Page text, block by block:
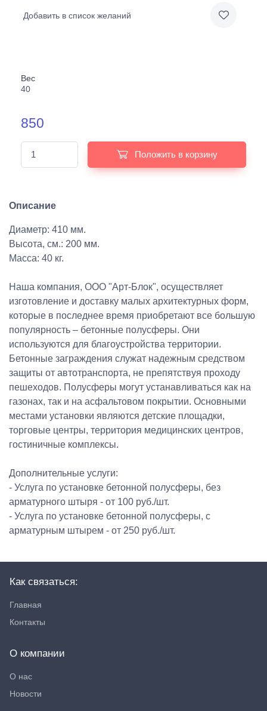
Добавить в список желаний
Вес
40
850
Положить в корзину
Описание
Диаметр: 410 мм.
Высота, см.: 200 мм.
Масса: 40 кг.
Наша компания, ООО "Арт-Блок", осуществляет
изготовление и доставку малых архитектурных форм,
которые в последнее время приобретают все большую
популярность – бетонные полусферы. Они
используются для благоустройства территории.
Бетонные заграждения служат надежным средством
защиты от автотранспорта, не препятствуя проходу
пешеходов. Полусферы могут устанавливаться как на
газонах, так и на асфальтовом покрытии. Основными
местами установки являются детские площадки,
торговые центры, территория медицинских центров,
гостиничные комплексы.
Дополнительные услуги:
- Услуга по установке бетонной полусферы, без
арматурного штыря - от 100 руб./шт.
- Услуга по установке бетонной полусферы, с
арматурным штырем - от 250 руб./шт.
Как связаться:
Главная
Контакты
О компании
О нас
Новости